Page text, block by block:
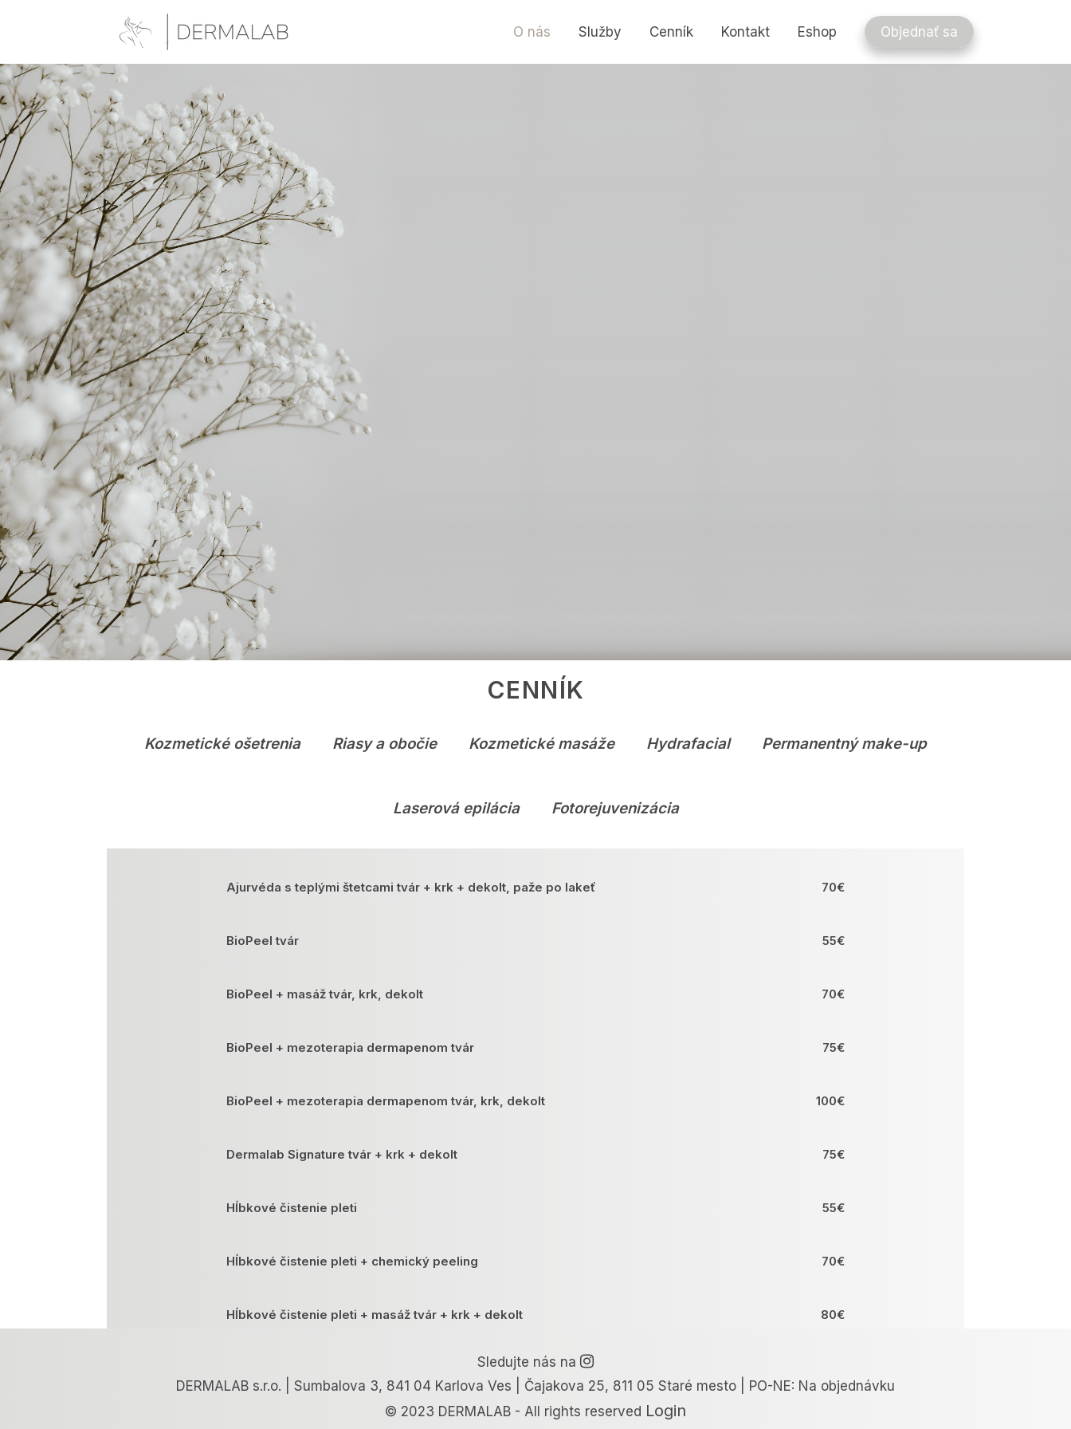
O nás Služby Cenník Kontakt Eshop Objednať sa
CENNÍK
Kozmetické ošetrenia Riasy a obočie Kozmetické masáže Hydrafacial Permanentný make-up
Laserová epilácia Fotorejuvenizácia
Ajurvéda s teplými štetcami tvár + krk + dekolt, paže po lakeť 70€
BioPeel tvár 55€
BioPeel + masáž tvár, krk, dekolt 70€
BioPeel + mezoterapia dermapenom tvár 75€
BioPeel + mezoterapia dermapenom tvár, krk, dekolt 100€
Dermalab Signature tvár + krk + dekolt 75€
Hĺbkové čistenie pleti 55€
Hĺbkové čistenie pleti + chemický peeling 70€
Hĺbkové čistenie pleti + masáž tvár + krk + dekolt 80€
Hĺbkové čistenie pleti + Jacquetova masáž tváre
Chemický peeling anti/-age/-akné/-pigment/
Sledujte nás na
DERMALAB s.r.o. | Sumbalova 3, 841 04 Karlova Ves | Čajakova 25, 811 05 Staré mesto | PO-NE: Na objednávku
© 2023 DERMALAB - All rights reserved Login